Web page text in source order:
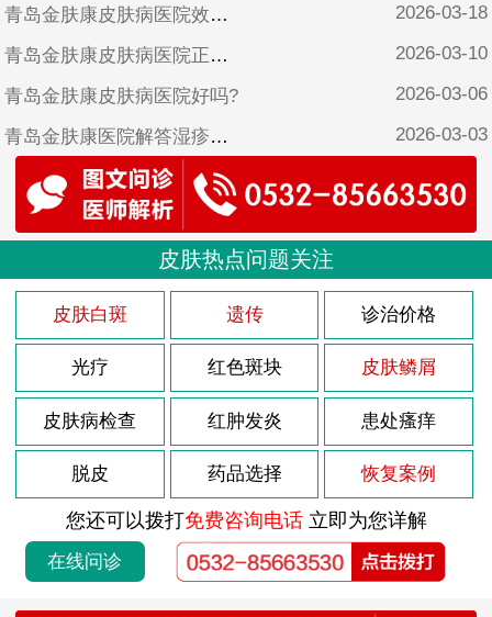
青岛金肤康皮肤病医院效果好吗? 2026-03-18
青岛金肤康皮肤病医院正规吗? 2026-03-10
青岛金肤康皮肤病医院好吗? 2026-03-06
青岛金肤康医院解答湿疹怎样治疗? 2026-03-03
青岛金肤康皮肤病医院靠谱吗?
青岛金肤康皮肤病医院可靠吗?
青岛金肤康皮肤病医院是不是正规医院?
青岛金肤康口碑? 2025-05-12
皮肤热点问题关注
皮肤白斑 遗传 诊治价格
光疗 红色斑块 皮肤鳞屑
皮肤病检查 红肿发炎 患处瘙痒
脱皮 药品选择 恢复案例
您还可以拨打免费咨询电话立即为您详解
在线问诊